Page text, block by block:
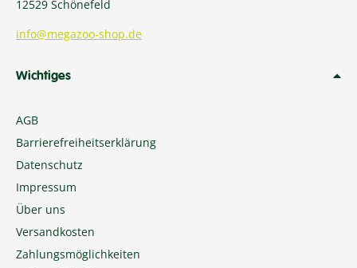
12529 Schönefeld
info@megazoo-shop.de
Wichtiges
AGB
Barrierefreiheitserklärung
Datenschutz
Impressum
Über uns
Versandkosten
Zahlungsmöglichkeiten